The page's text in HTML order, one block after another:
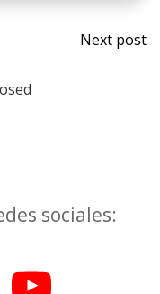
Next post
sociales: